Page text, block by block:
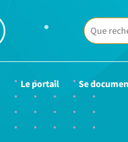
Le portail Se